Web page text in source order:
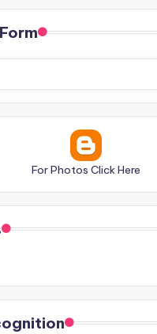
For Photos Click Here